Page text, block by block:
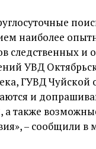
наиболее
следственных и
УВД
ГУВД Чуйской
и
а также
– сообщили в